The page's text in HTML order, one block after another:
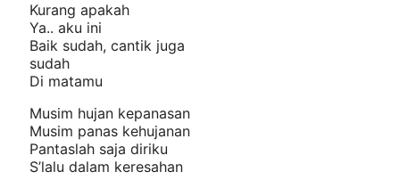
Kurang apakah
Ya.. aku ini
Baik sudah, cantik juga
sudah
Di matamu
Musim hujan kepanasan
Musim panas kehujanan
Pantaslah saja diriku
S’lalu dalam keresahan